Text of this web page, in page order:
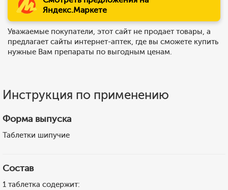
Яндекс.Маркете
Уважаемые покупатели, этот сайт не продает товары, а
предлагает сайты интернет-аптек, где вы сможете купить
нужные Вам препараты по выгодным ценам.
Инструкция по применению
Форма выпуска
Таблетки шипучие
Состав
1 таблетка содержит: